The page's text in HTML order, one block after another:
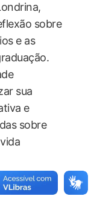
sobre
e as
sua
e
sobre